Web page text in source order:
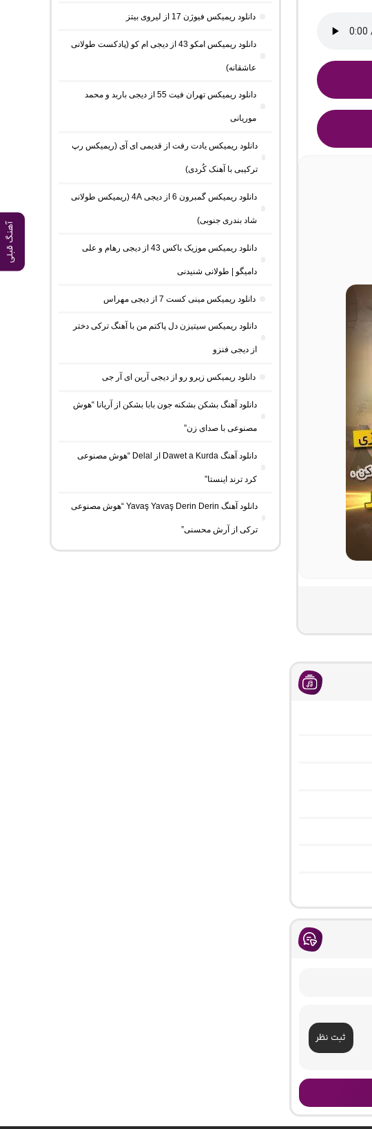
آهنگ قبلی
ثبت نظر
دانلود ریمیکس فیوژن 17 از لیروی بیتز
دانلود ریمیکس امکو 43 از دیجی ام کو (پادکست طولانی
عاشقانه)
دانلود ریمیکس تهران فیت 55 از دیجی باربد و محمد
موریانی
دانلود ریمیکس یادت رفت از قدیمی ای آی (ریمیکس رپ
ترکیبی با آهنک کُردی)
دانلود ریمیکس گمبرون 6 از دیجی 4A (ریمیکس طولانی
شاد بندری جنوبی)
دانلود ریمیکس موزیک باکس 43 از دیجی رهام و علی
دامیگو | طولانی شنیدنی
دانلود ریمیکس مینی کست 7 از دیجی مهراس
دانلود ریمیکس سیتیزن دل پاکتم من با آهنگ ترکی دختر
از دیجی فنزو
دانلود ریمیکس زیرو رو از دیجی آرین ای آر جی
دانلود آهنگ بشکن بشکنه جون بابا بشکن از آریانا “هوش
مصنوعی با صدای زن”
دانلود آهنگ Dawet a Kurda از Delal “هوش مصنوعی
کرد ترند اینستا”
دانلود آهنگ Yavaş Yavaş Derin Derin “هوش مصنوعی
ترکی از آرش محسنی”